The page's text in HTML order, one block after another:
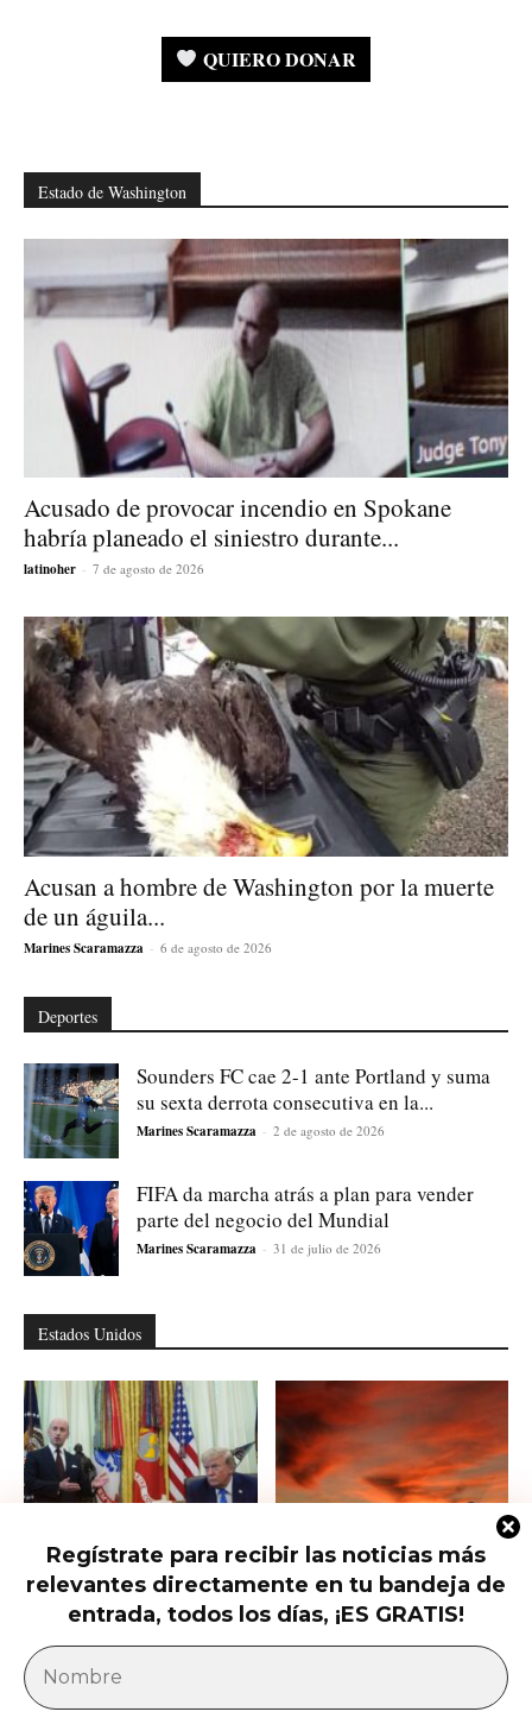
Regístrate para recibir las noticias más
relevantes directamente en tu bandeja de
entrada, todos los días, ¡ES GRATIS!
QUIERO DONAR
Estado de Washington
Acusado de provocar incendio en Spokane
habría planeado el siniestro durante...
latinoher - 7 de agosto de 2026
Acusan a hombre de Washington por la muerte
de un águila...
Marines Scaramazza - 6 de agosto de 2026
Deportes
Sounders FC cae 2-1 ante Portland y suma
su sexta derrota consecutiva en la...
Marines Scaramazza - 2 de agosto de 2026
FIFA da marcha atrás a plan para vender
parte del negocio del Mundial
Marines Scaramazza - 31 de julio de 2026
Estados Unidos
Trump firma nuevas órdenes para
restringir la ciudadanía por
nacimiento
Trump presiona al Senado para
aprobar el horario de verano
permanente...
América Latina